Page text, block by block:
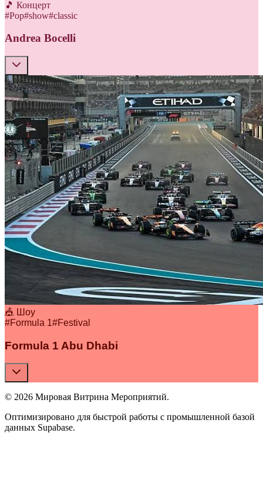
🎵 Концерт
#Pop#show#classic
Andrea Bocelli
🎪 Шоу
#Formula 1#Festival
Formula 1 Abu Dhabi
© 2026 Мировая Витрина Мероприятий.
Оптимизировано для быстрой работы с промышленной базой
данных Supabase.